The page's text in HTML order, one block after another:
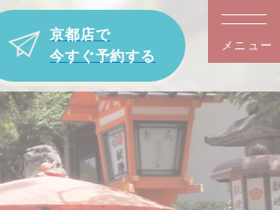
京都店で
今すぐ予約する
メニュー